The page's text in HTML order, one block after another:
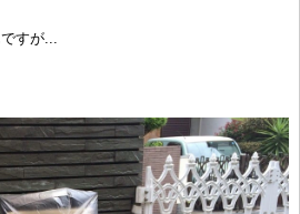
すが...